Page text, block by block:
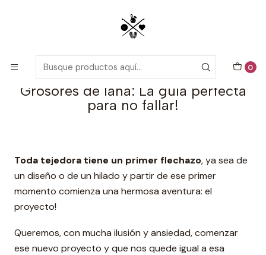
0
Patrones detallados en PDF con tutoriales en video, todo lo que
necesitas para comenzar tu próximo proyecto de crochet!
Grosores de lana: La guía perfecta
para no fallar!
Toda tejedora tiene un primer flechazo, ya sea de
un diseño o de un hilado y partir de ese primer
momento comienza una hermosa aventura: el
proyecto!
Queremos, con mucha ilusión y ansiedad, comenzar
ese nuevo proyecto y que nos quede igual a esa